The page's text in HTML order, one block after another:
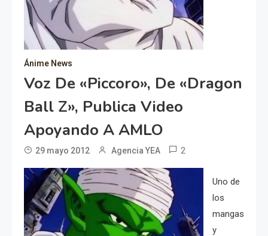
Ánime News
Voz De «Piccoro», De «Dragon
Ball Z», Publica Video
Apoyando A AMLO
29 mayo 2012 Agencia YEA 2
Uno de
los
mangas
y